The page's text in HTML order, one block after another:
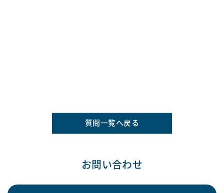
質問一覧へ戻る
お問い合わせ